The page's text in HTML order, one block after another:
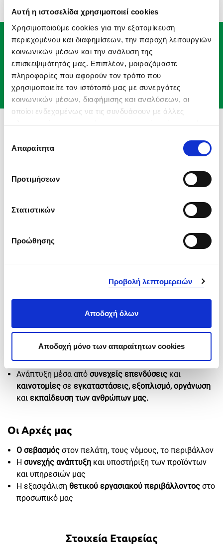
Αυτή η ιστοσελίδα χρησιμοποιεί cookies
Χρησιμοποιούμε cookies για την εξατομίκευση
περιεχομένου και διαφημίσεων, την παροχή λειτουργιών
κοινωνικών μέσων και την ανάλυση της
επισκεψιμότητάς μας. Επιπλέον, μοιραζόμαστε
πληροφορίες που αφορούν τον τρόπο που
χρησιμοποιείτε τον ιστότοπό μας με συνεργάτες
κοινωνικών μέσων, διαφήμισης και αναλύσεων, οι
οποίοι ενδεχομένως να τις συνδυάσουν με άλλες
πληροφορίες που τους έχετε παραχωρήσει ή τις οποίες
των υπηρεσιών τους.
συγκατάθεσης
Απαραίτητα
Προτιμήσεων
Στατιστικών
Προώθησης
Προβολή λεπτομερειών
Αποδοχή όλων
Αποδοχή μόνο των απαραίτητων cookies
Δείτε το δίκτυο καταστημάτων της
Karenta
Βρείτε κατάστημα
Η Φιλοσοφία μας
Όραμά μας είναι να παρέχουμε στους πελάτες
καθολικά υψηλού επιπέδου, σε
κάθε σημείο της αλυσίδας προσφοράς τους.
, έτσι ώστε η
Karenta Α.Ε. να είναι η πρώτη επιλογή των αγοραστών
και των ιδιοκτητών αυτοκινήτων Volkswagen, Audi,
Επένδυση στησυνεχή βελτίωσηκαιαδιάκοπη
των προσφερόμενων υπηρεσιών μας,
τόσο πριν όσο και μετά την πώληση.
απαιτήσεων της Συνδετικής Πιστοποίησης του Ομίλου
VW Group.
Ανάπτυξη μέσα από συνεχείς επενδύσεις και
καινοτομίες σε εγκαταστάσεις, εξοπλισμό, οργάνωση
και εκπαίδευση των ανθρώπων μας.
Οι Αρχές μας
Ο σεβασμός στον πελάτη, τους νόμους, το περιβάλλον
H συνεχής ανάπτυξη και υποστήριξη των προϊόντων
και υπηρεσιών μας
H εξασφάλιση θετικού εργασιακού περιβάλλοντος στο
προσωπικό μας
Στοιχεία Εταιρείας